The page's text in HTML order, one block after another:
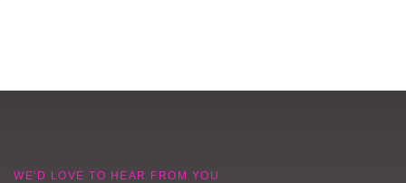
WE'D LOVE TO HEAR FROM YOU